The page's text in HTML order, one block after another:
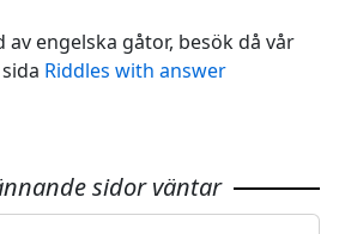
engelska gåtor, besök då vår
Riddles with answer
sidor väntar